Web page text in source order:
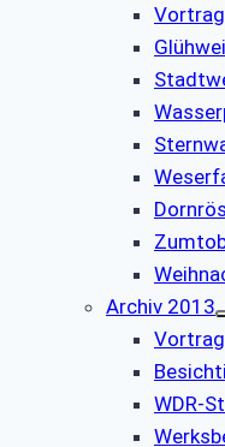
Archiv 2013
WDR-